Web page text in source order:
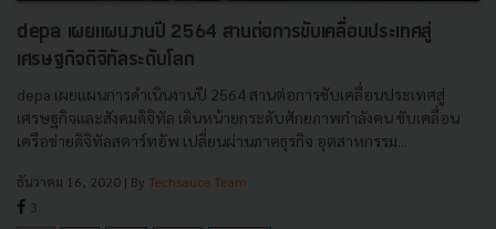
depa เผยแผนงานปี 2564 สานต่อการขับเคลื่อนประเทศสู่
เศรษฐกิจดิจิทัลระดับโลก
depa เผยแผนการดำเนินงานปี 2564 สานต่อการขับเคลื่อนประเทศสู่
เศรษฐกิจและสังคมดิจิทัล เดินหน้ายกระดับศักยภาพกำลังคน ขับเคลื่อน
เครือข่ายดิจิทัลสตาร์ทอัพ เปลี่ยนผ่านภาคธุรกิจ อุตสาหกรรม...
ธันวาคม 16, 2020 | By Techsauce Team
3